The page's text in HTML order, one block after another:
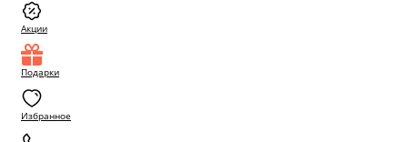
Акции
Подарки
Избранное